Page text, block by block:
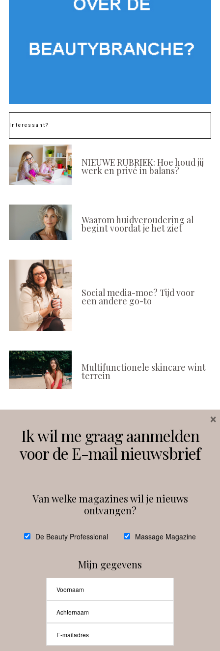
Interessant?
NIEUWE RUBRIEK: Hoe houd jij
werk en privé in balans?
Waarom huidveroudering al
begint voordat je het ziet
Social media-moe? Tijd voor
een andere go-to
Multifunctionele skincare wint
terrein
Instagram Facebook
debeautyprofessional
Beauty-Pro.nl
Ik wil me graag aanmelden
voor de E-mail nieuwsbrief
Van welke magazines wil je nieuws
ontvangen?
De Beauty Professional Massage Magazine
Mijn gegevens
×